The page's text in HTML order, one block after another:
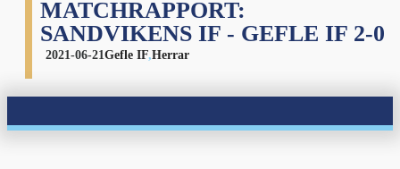
MATCHRAPPORT:
SANDVIKENS IF - GEFLE IF 2-0
2021-06-21Gefle IF,Herrar